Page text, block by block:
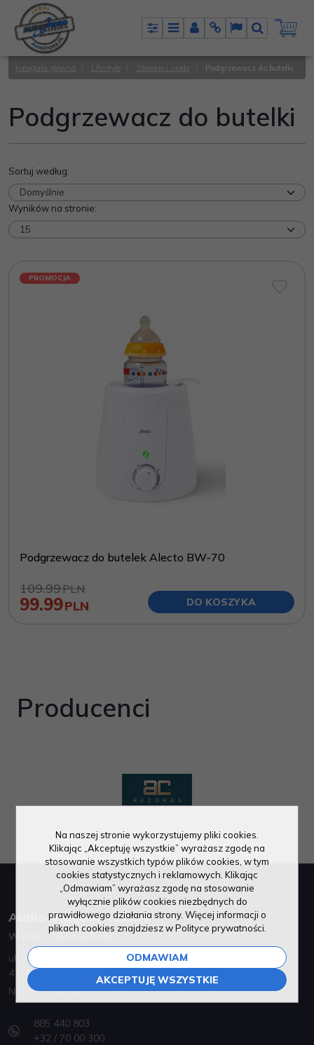
PanelMenuPanel
InfoLangSzukaj
Kategoria główna Lifestyle Zdrowie i uroda Podgrzewacz do butelki
Podgrzewacz do butelki
Sortuj według:
Wyników na stronie:
PROMOCJA
Podgrzewacz do butelek Alecto BW-70
109.99PLN
99.99PLN DO KOSZYKA
Producenci
Audio-Video Akcesoria
WWNET Bożena Furgol
ul. Gen. Józefa Bema 3
47-400 Racibórz
NIP. 639-144-48-55
885 440 803
+32 / 70 00 300
Na naszej stronie wykorzystujemy pliki cookies.
Klikając „Akceptuję wszystkie” wyrażasz zgodę na
stosowanie wszystkich typów plików cookies, w tym
cookies statystycznych i reklamowych. Klikając
„Odmawiam” wyrażasz zgodę na stosowanie
wyłącznie plików cookies niezbędnych do
prawidłowego działania strony. Więcej informacji o
plikach cookies znajdziesz w Polityce prywatności.
ODMAWIAM
AKCEPTUJĘ WSZYSTKIE